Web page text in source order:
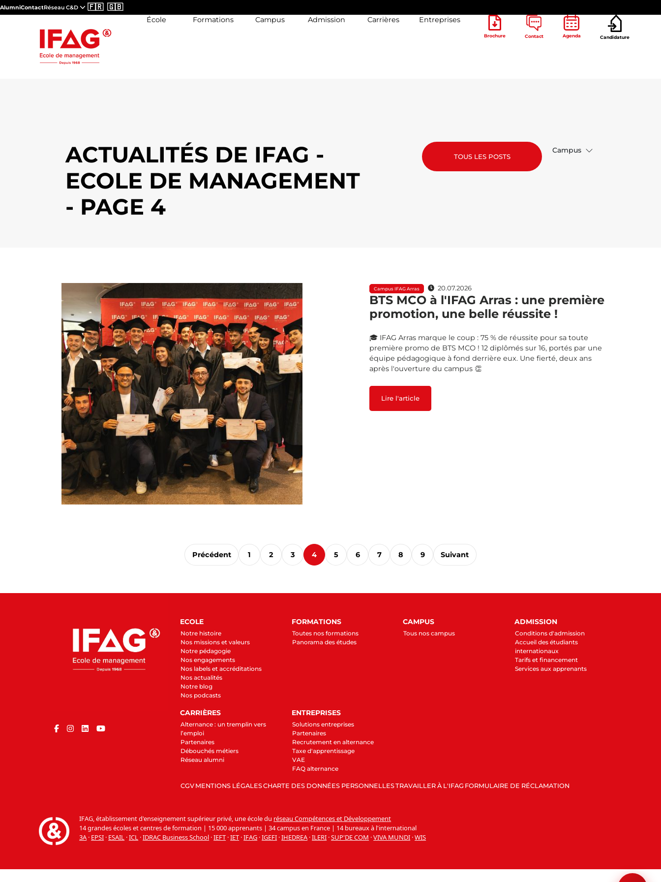
AlumniContactRéseau C&D 🇫🇷 🇬🇧
École Formations Campus Admission Carrières Entreprises
Brochure Contact Agenda Candidature
ACTUALITÉS DE IFAG -
ECOLE DE MANAGEMENT
- PAGE 4
TOUS LES POSTS
Campus
Campus IFAG Arras 20.07.2026
BTS MCO à l'IFAG Arras : une première
promotion, une belle réussite !
🎓 IFAG Arras marque le coup : 75 % de réussite pour sa toute
première promo de BTS MCO ! 12 diplômés sur 16, portés par une
équipe pédagogique à fond derrière eux. Une fierté, deux ans
après l'ouverture du campus 👏
Lire l'article
Précédent 1 2 3 4 5 6 7 8 9 Suivant
ECOLE
Notre histoire
Nos missions et valeurs
Notre pédagogie
Nos engagements
Nos labels et accréditations
Nos actualités
Notre blog
Nos podcasts
FORMATIONS
Toutes nos formations
Panorama des études
CAMPUS
Tous nos campus
ADMISSION
Conditions d'admission
Accueil des étudiants
internationaux
Tarifs et financement
Services aux apprenants
CARRIÈRES
Alternance : un tremplin vers
l’emploi
Partenaires
Débouchés métiers
Réseau alumni
ENTREPRISES
Solutions entreprises
Partenaires
Recrutement en alternance
Taxe d'apprentissage
VAE
FAQ alternance
CGV MENTIONS LÉGALESCHARTE DES DONNÉES PERSONNELLESTRAVAILLER À L'IFAG FORMULAIRE DE RÉCLAMATION